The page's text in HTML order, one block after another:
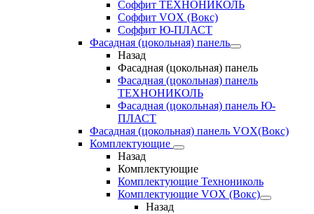
Соффит ТЕХНОНИКОЛЬ
Соффит VOX (Вокс)
Соффит Ю-ПЛАСТ
Фасадная (цокольная) панель
Назад
Фасадная (цокольная) панель
Фасадная (цокольная) панель
ТЕХНОНИКОЛЬ
Фасадная (цокольная) панель Ю-
ПЛАСТ
Фасадная (цокольная) панель VOX(Вокс)
Комплектующие
Назад
Комплектующие
Комплектующие Технониколь
Комплектующие VOX (Вокс)
Назад